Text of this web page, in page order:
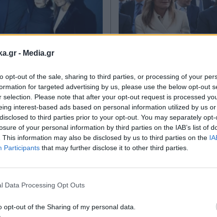
- Media.gr
opt-out of the sale, sharing to third parties, or processing of your
for targeted advertising by us, please use the below opt-out
selection. Please note that after your opt-out request is processed
interest-based ads based on personal information utilized by us
to third parties prior to your opt-out. You may separately
of your personal information by third parties on the IAB’s list of
This information may also be disclosed by us to third parties on the
Participants that may further disclose it to other third parties.
Data Processing Opt Outs
opt-out of the Sharing of my personal data.
NEWSROOM
Μητσοτάκη για
"Τα λόγια είναι
για όλα όσα
ακούγοντας τα
σου"
PARAPOLITIKA
Μαρέβα
25η Μαρτίου: "Η
διπλή γιορτή των
χρόνια πολλά
(Εικόνα)
newsletter